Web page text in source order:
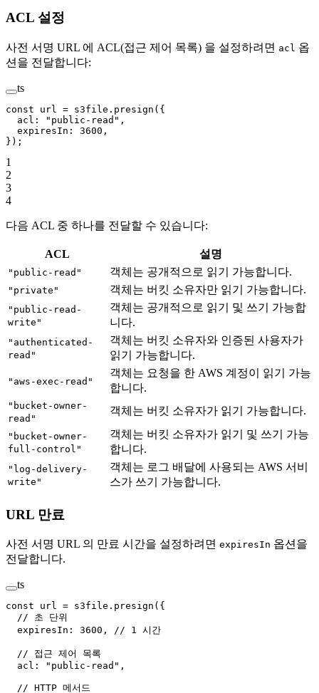
ACL 설정
사전 서명 URL 에 ACL(접근 제어 목록) 을 설정하려면 acl 옵
션을 전달합니다:
ts
const url = s3file. presign ({
  acl:
"public-read" ,
  expiresIn:
3600 ,
});
1
2
3
4
다음 ACL 중 하나를 전달할 수 있습니다:
ACL 설명
"public-read" 객체는 공개적으로 읽기 가능합니다.
"private" 객체는 버킷 소유자만 읽기 가능합니다.
"public-read-
write"
객체는 공개적으로 읽기 및 쓰기 가능합
니다.
"authenticated-
read"
객체는 버킷 소유자와 인증된 사용자가
읽기 가능합니다.
"aws-exec-read"
객체는 요청을 한 AWS 계정이 읽기 가능
합니다.
"bucket-owner-
read"
객체는 버킷 소유자가 읽기 가능합니다.
"bucket-owner-
full-control"
객체는 버킷 소유자가 읽기 및 쓰기 가능
합니다.
"log-delivery-
write"
객체는 로그 배달에 사용되는 AWS 서비
스가 쓰기 가능합니다.
URL 만료
사전 서명 URL 의 만료 시간을 설정하려면 expiresIn 옵션을
전달합니다.
ts
const url = s3file. presign ({
  // 초 단위
  expiresIn:
3600 , // 1 시간
  // 접근 제어 목록
  acl:
"public-read" ,
  // HTTP 메서드